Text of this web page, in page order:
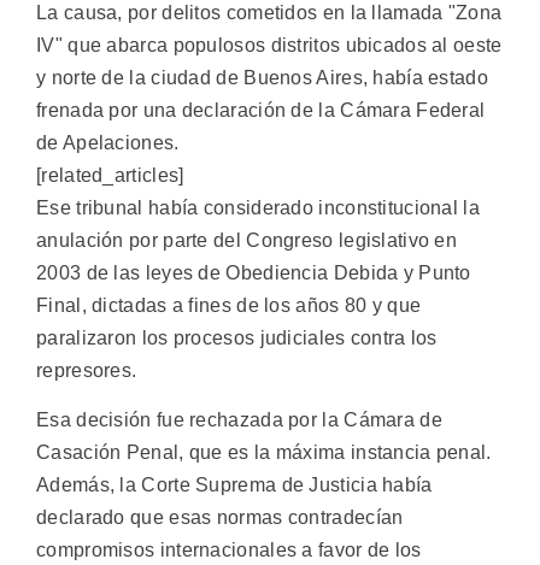
La causa, por delitos cometidos en la llamada "Zona
IV" que abarca populosos distritos ubicados al oeste
y norte de la ciudad de Buenos Aires, había estado
frenada por una declaración de la Cámara Federal
de Apelaciones.
[related_articles]
Ese tribunal había considerado inconstitucional la
anulación por parte del Congreso legislativo en
2003 de las leyes de Obediencia Debida y Punto
Final, dictadas a fines de los años 80 y que
paralizaron los procesos judiciales contra los
represores.
Esa decisión fue rechazada por la Cámara de
Casación Penal, que es la máxima instancia penal.
Además, la Corte Suprema de Justicia había
declarado que esas normas contradecían
compromisos internacionales a favor de los